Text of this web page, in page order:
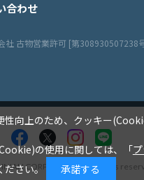
合わせ
社 古物営業許可 [第308930507238
CORPORATION All rights
性向上のため、クッキー
の使用に関しては、「
ださい。 承諾する